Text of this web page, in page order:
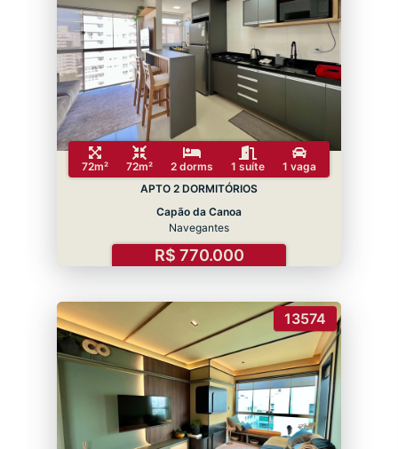
72m² 72m² 2 dorms 1 suíte
1 vaga
APTO 2 DORMITÓRIOS
Capão da Canoa
Navegantes
R$ 770.000
13574